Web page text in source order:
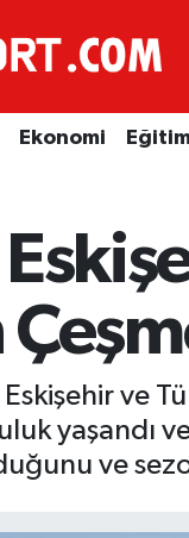
Ekonomi
ve
yaşandı
ve
Fikstür